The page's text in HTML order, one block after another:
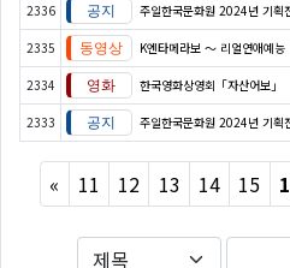
2336 주일한국문화원 2024년 기획
2335 K엔타메라보 ～ 리얼연애예능
2334 한국영화상영회「자산어보」
2333 주일한국문화원 2024년 기획
« Previous
11 12 13 14 15